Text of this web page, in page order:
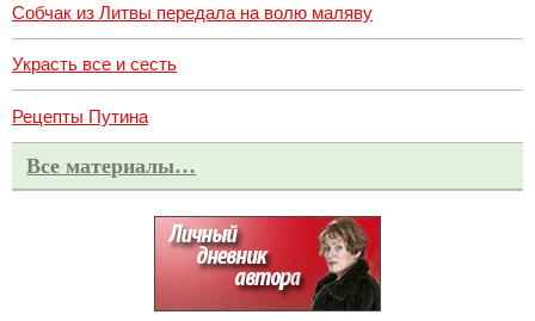
Собчак из Литвы передала на волю маляву
Украсть все и сесть
Рецепты Путина
Все материалы…